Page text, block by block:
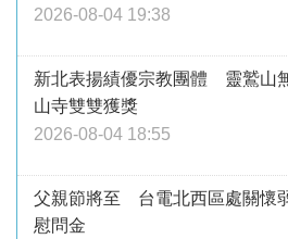
2026-08-04 19:38
新北表揚績優宗教團體 靈鷲山
山寺雙雙獲獎
2026-08-04 18:55
父親節將至 台電北西區處關懷
慰問金